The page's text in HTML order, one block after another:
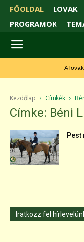
FŐOLDAL LOVAK
PROGRAMOK
A
Kezdőlap Címkék
Címke: Béni
Pest
Iratkozz fel